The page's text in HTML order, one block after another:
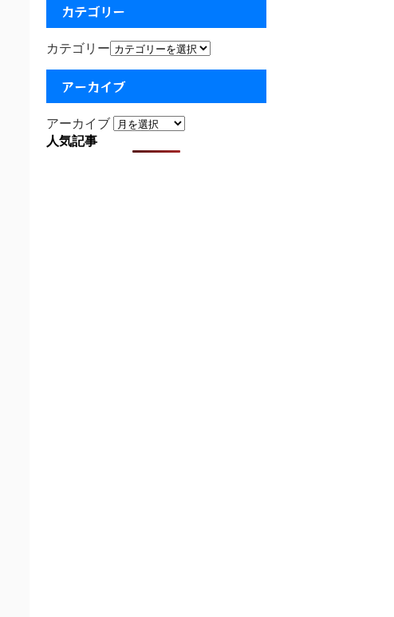
カテゴリー
カテゴリー
アーカイブ
アーカイブ
人気記事